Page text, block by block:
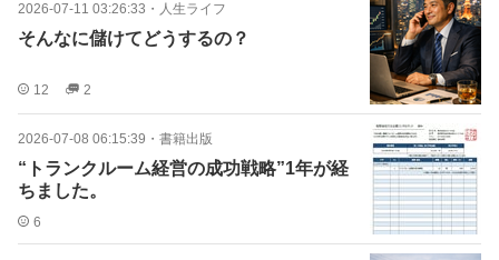
2026-07-11 03:26:33 ・ 人生ライフ
そんなに儲けてどうするの？
12 2
2026-07-08 06:15:39 ・ 書籍出版
“トランクルーム経営の成功戦略”1年が経
ちました。
6